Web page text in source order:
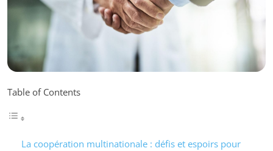
Table of Contents
La coopération multinationale : défis et espoirs pour